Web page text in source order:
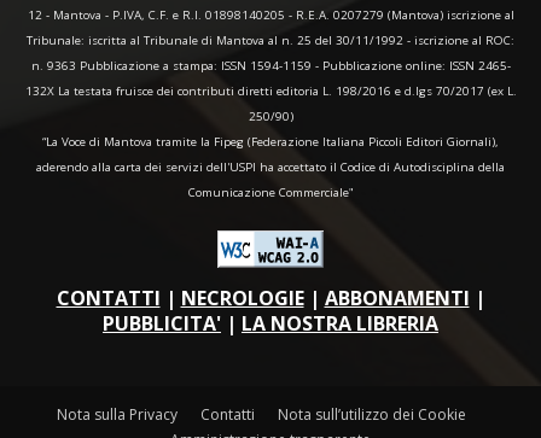
12 - Mantova - P.IVA, C.F. e R.I. 01898140205 - R.E.A. 0207279 (Mantova) iscrizione al
Tribunale: iscritta al Tribunale di Mantova al n. 25 del 30/11/1992 - iscrizione al ROC:
n. 9363 Pubblicazione a stampa: ISSN 1594-1159 - Pubblicazione online: ISSN 2465-
132X La testata fruisce dei contributi diretti editoria L. 198/2016 e d.lgs 70/2017 (ex L.
250/90)
“La Voce di Mantova tramite la Fipeg (Federazione Italiana Piccoli Editori Giornali),
aderendo alla carta dei servizi dell'USPI ha accettato il Codice di Autodisciplina della
Comunicazione Commerciale"
CONTATTI | NECROLOGIE| ABBONAMENTI |
PUBBLICITA' | LA NOSTRA LIBRERIA
Nota sulla Privacy Contatti
Nota sull’utilizzo dei Cookie